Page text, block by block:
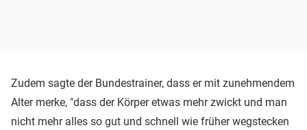
Zudem sagte der Bundestrainer, dass er mit zunehmendem
Alter merke, "dass der Körper etwas mehr zwickt und man
nicht mehr alles so gut und schnell wie früher wegstecken